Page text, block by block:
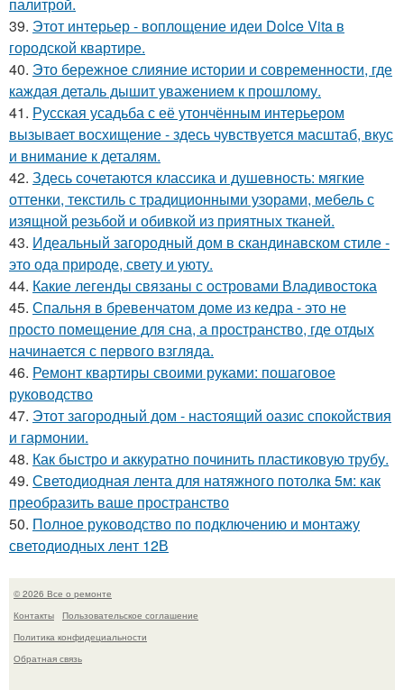
39. Этот интерьер - воплощение идеи Dolce Vita в
городской квартире.
40. Это бережное слияние истории и современности, где
каждая деталь дышит уважением к прошлому.
41. Русская усадьба с её утончённым интерьером
вызывает восхищение - здесь чувствуется масштаб, вкус
и внимание к деталям.
42. Здесь сочетаются классика и душевность: мягкие
оттенки, текстиль с традиционными узорами, мебель с
изящной резьбой и обивкой из приятных тканей.
43. Идеальный загородный дом в скандинавском стиле -
это ода природе, свету и уюту.
44. Какие легенды связаны с островами Владивостока
45. Спальня в бревенчатом доме из кедра - это не
просто помещение для сна, а пространство, где отдых
начинается с первого взгляда.
46. Ремонт квартиры своими руками: пошаговое
руководство
47. Этот загородный дом - настоящий оазис спокойствия
и гармонии.
48. Как быстро и аккуратно починить пластиковую трубу.
49. Светодиодная лента для натяжного потолка 5м: как
преобразить ваше пространство
50. Полное руководство по подключению и монтажу
светодиодных лент 12В
© 2026 Все о ремонте
Контакты
Пользовательское соглашение
Политика конфидециальности
Обратная связь